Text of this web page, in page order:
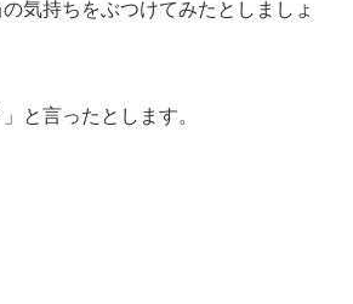
気持ちをぶつけてみたとしましょ
と言ったとします。